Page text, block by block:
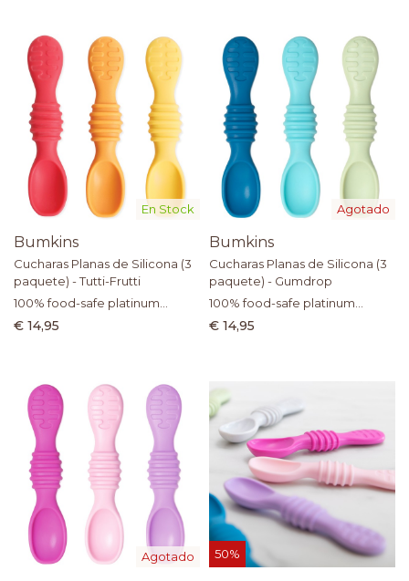
En Stock
Bumkins
Cucharas Planas de Silicona (3
paquete) - Tutti-Frutti
100% food-safe platinum
silicone
€ 14,95
Agotado
Bumkins
Cucharas Planas de Silicona (3
paquete) - Gumdrop
100% food-safe platinum
silicone
€ 14,95
Agotado 50%